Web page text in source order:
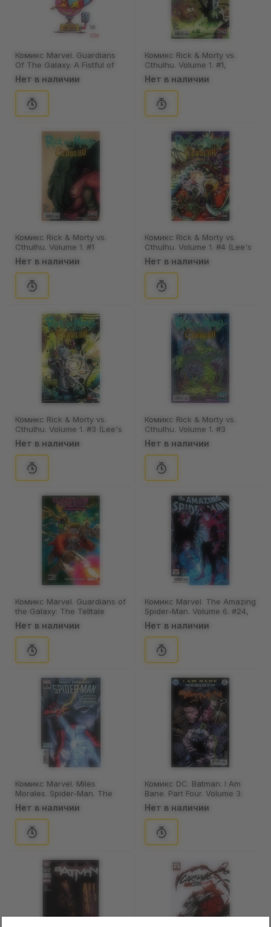
Комикс Marvel. Guardians
Of The Galaxy. A Fistful of
Mysterium. Volume 7. #1
(Young's Cover), (205161)
Нет в наличии
Комикс Rick & Morty vs.
Cthulhu. Volume 1. #1,
(754111)
Нет в наличии
Комикс Rick & Morty vs.
Cthulhu. Volume 1. #1
(Colas's Cover), (754151)
Нет в наличии
Комикс Rick & Morty vs.
Cthulhu. Volume 1. #4 (Lee's
Cover), (754431)
Нет в наличии
Комикс Rick & Morty vs.
Cthulhu. Volume 1. #3 (Lee's
Cover), (754331)
Нет в наличии
Комикс Rick & Morty vs.
Cthulhu. Volume 1. #3
(Cannon's Cover), (754321)
Нет в наличии
Комикс Marvel. Guardians of
the Galaxy: The Telltale
Series. Volume 1, (909390)
Нет в наличии
Комикс Marvel. The Amazing
Spider-Man. Volume 6. #24,
(200300)
Нет в наличии
Комикс Marvel. Miles
Morales. Spider-Man. The
Assessor & Quantum. #35,
(29123)
Нет в наличии
Комикс DC. Batman. I Am
Bane. Part Four. Volume 3.
#19, (341291)
Нет в наличии